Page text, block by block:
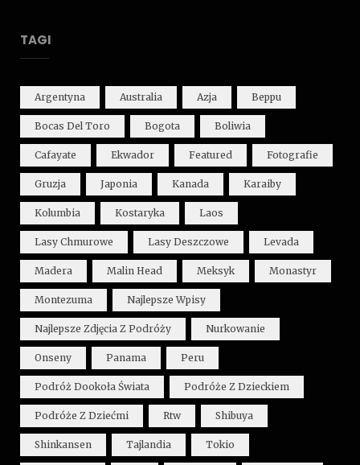
TAGI
Argentyna Australia Azja Beppu
Bocas Del Toro Bogota Boliwia
Cafayate Ekwador Featured Fotografie
Gruzja Japonia Kanada Karaiby
Kolumbia Kostaryka Laos
Lasy Chmurowe Lasy Deszczowe Levada
Madera Malin Head Meksyk Monastyr
Montezuma Najlepsze Wpisy
Najlepsze Zdjęcia Z Podróży Nurkowanie
Onseny Panama Peru
Podróż Dookoła Świata Podróże Z Dzieckiem
Podróże Z Dziećmi Rtw Shibuya
Shinkansen Tajlandia Tokio